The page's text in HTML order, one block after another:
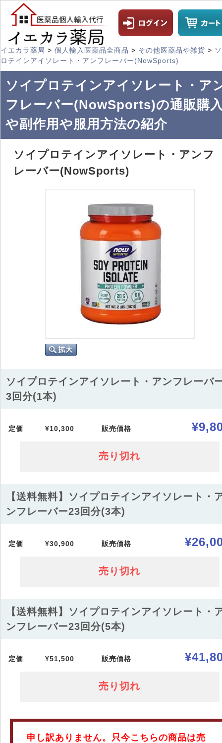
イエカラ薬局 > 個人輸入医薬品全商品 > その他医薬品や雑貨 >
ロテインアイソレート・アンフレーバー(NowSports)
ソイプロテインアイソレート・ア
フレーバー(NowSports)の通販購
や副作用や服用方法の紹介
ソイプロテインアイソレート・アンフ
レーバー(NowSports)
ソイプロテインアイソレート・アンフレーバ
3回分(1本)
定価 ¥10,300 販売価格
売り切れ
【送料無料】ソイプロテインアイソレート・
ンフレーバー23回分(3本)
定価 ¥30,900 販売価格
売り切れ
【送料無料】ソイプロテインアイソレート・
ンフレーバー23回分(5本)
定価 ¥51,500 販売価格
売り切れ
申し訳ありません。只今こちらの商品は売